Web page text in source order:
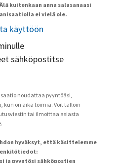
Älä kuitenkaan anna salasanaasi
ei vielä ole.
käyttöön
sähköpostitse
noudattaa pyyntöäsi,
kun on aika toimia. Voit tällöin
tai ilmoittaa asiasta
hyväksyt, että käsittelemme
ja pyyntösi sähköpostien